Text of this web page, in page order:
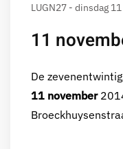
LUGN27 - dinsdag
11
De
11 november